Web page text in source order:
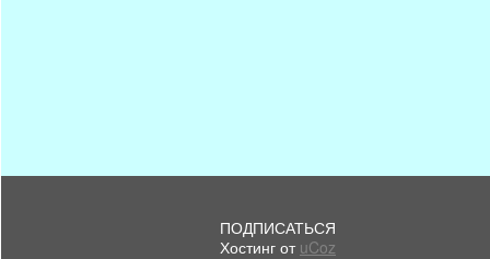
ПОДПИСАТЬСЯ
Хостинг от uCoz